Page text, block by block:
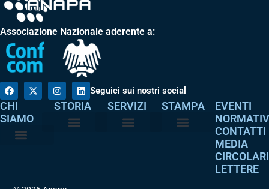
Associazione Nazionale aderente a:
Seguici sui nostri social
CHI
SIAMO
STORIA SERVIZI STAMPA
EVENTI
CONTATTI
MEDIA
CIRCOLARI
LETTERE